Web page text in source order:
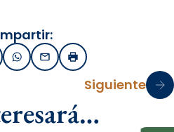
Twitter
WhatsApp
EmailImprimir
Siguiente